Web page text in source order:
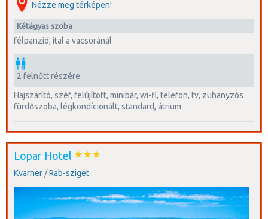
Nézze meg térképen!
kétágyas szoba
félpanzió, ital a vacsoránál
2 felnőtt részére
hajszárító, széf, felújított, minibár, wi-fi, telefon, tv, zuhanyzós
fürdőszoba, légkondícionált, standard, átrium
Lopar Hotel
Kvarner /Rab-sziget